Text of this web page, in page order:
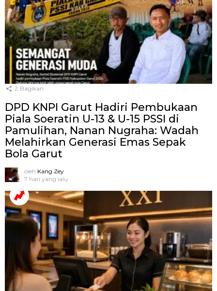
2 Bagikan
DPD KNPI Garut Hadiri Pembukaan
Piala Soeratin U-13 & U-15 PSSI di
Pamulihan, Nanan Nugraha: Wadah
Melahirkan Generasi Emas Sepak
Bola Garut
oleh Kang Zey
7 hari yang lalu